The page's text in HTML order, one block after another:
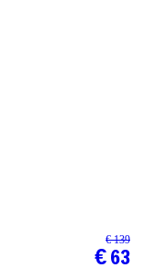
€ 139
€ 63